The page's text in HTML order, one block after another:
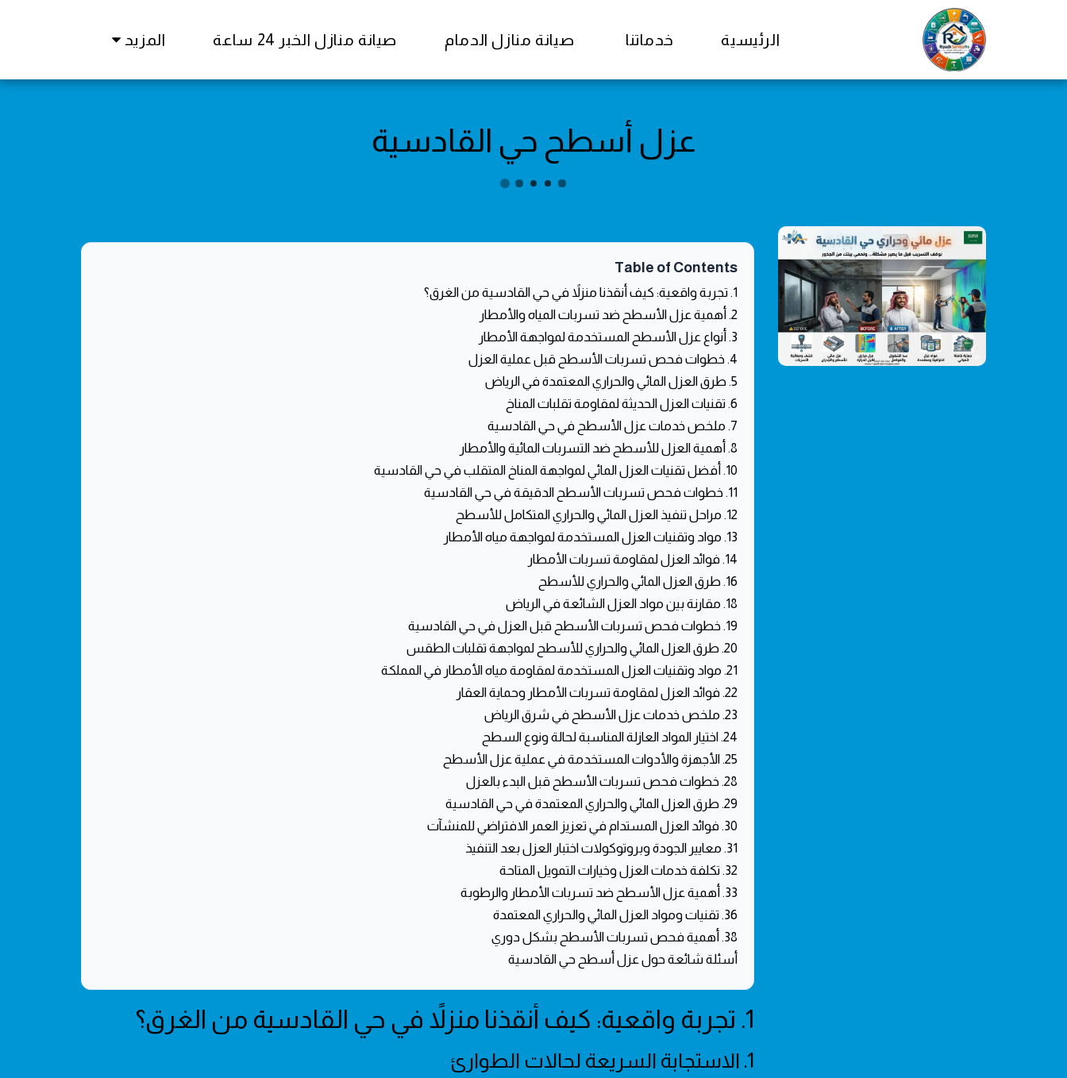
الرئيسية خدماتنا صيانة منازل الدمام صيانة منازل الخبر 24 ساعة المزيد
عزل أسطح حي القادسية
Table of Contents
1. تجربة واقعية: كيف أنقذنا منزلاً في حي القادسية من الغرق؟
2. أهمية عزل الأسطح ضد تسربات المياه والأمطار
3. أنواع عزل الأسطح المستخدمة لمواجهة الأمطار
4. خطوات فحص تسربات الأسطح قبل عملية العزل
5. طرق العزل المائي والحراري المعتمدة في الرياض
6. تقنيات العزل الحديثة لمقاومة تقلبات المناخ
7. ملخص خدمات عزل الأسطح في حي القادسية
8. أهمية العزل للأسطح ضد التسربات المائية والأمطار
10. أفضل تقنيات العزل المائي لمواجهة المناخ المتقلب في حي القادسية
11. خطوات فحص تسربات الأسطح الدقيقة في حي القادسية
12. مراحل تنفيذ العزل المائي والحراري المتكامل للأسطح
13. مواد وتقنيات العزل المستخدمة لمواجهة مياه الأمطار
14. فوائد العزل لمقاومة تسربات الأمطار
16. طرق العزل المائي والحراري للأسطح
18. مقارنة بين مواد العزل الشائعة في الرياض
19. خطوات فحص تسربات الأسطح قبل العزل في حي القادسية
20. طرق العزل المائي والحراري للأسطح لمواجهة تقلبات الطقس
21. مواد وتقنيات العزل المستخدمة لمقاومة مياه الأمطار في المملكة
22. فوائد العزل لمقاومة تسربات الأمطار وحماية العقار
23. ملخص خدمات عزل الأسطح في شرق الرياض
24. اختيار المواد العازلة المناسبة لحالة ونوع السطح
25. الأجهزة والأدوات المستخدمة في عملية عزل الأسطح
28. خطوات فحص تسربات الأسطح قبل البدء بالعزل
29. طرق العزل المائي والحراري المعتمدة في حي القادسية
30. فوائد العزل المستدام في تعزيز العمر الافتراضي للمنشآت
31. معايير الجودة وبروتوكولات اختبار العزل بعد التنفيذ
32. تكلفة خدمات العزل وخيارات التمويل المتاحة
33. أهمية عزل الأسطح ضد تسربات الأمطار والرطوبة
36. تقنيات ومواد العزل المائي والحراري المعتمدة
38. أهمية فحص تسربات الأسطح بشكل دوري
أسئلة شائعة حول عزل أسطح حي القادسية
1. تجربة واقعية: كيف أنقذنا منزلاً في حي القادسية من الغرق؟
1. الاستجابة السريعة لحالات الطوارئ